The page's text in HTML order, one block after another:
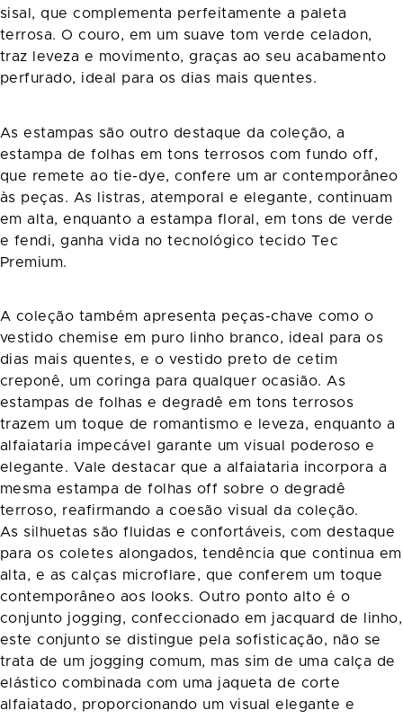
sisal, que complementa perfeitamente a paleta
terrosa. O couro, em um suave tom verde celadon,
traz leveza e movimento, graças ao seu acabamento
perfurado, ideal para os dias mais quentes.
As estampas são outro destaque da coleção, a
estampa de folhas em tons terrosos com fundo off,
que remete ao tie-dye, confere um ar contemporâneo
às peças. As listras, atemporal e elegante, continuam
em alta, enquanto a estampa floral, em tons de verde
e fendi, ganha vida no tecnológico tecido Tec
Premium.
A coleção também apresenta peças-chave como o
vestido chemise em puro linho branco, ideal para os
dias mais quentes, e o vestido preto de cetim
creponê, um coringa para qualquer ocasião. As
estampas de folhas e degradê em tons terrosos
trazem um toque de romantismo e leveza, enquanto a
alfaiataria impecável garante um visual poderoso e
elegante. Vale destacar que a alfaiataria incorpora a
mesma estampa de folhas off sobre o degradê
terroso, reafirmando a coesão visual da coleção.
As silhuetas são fluidas e confortáveis, com destaque
para os coletes alongados, tendência que continua em
alta, e as calças microflare, que conferem um toque
contemporâneo aos looks. Outro ponto alto é o
conjunto jogging, confeccionado em jacquard de linho,
este conjunto se distingue pela sofisticação, não se
trata de um jogging comum, mas sim de uma calça de
elástico combinada com uma jaqueta de corte
alfaiatado, proporcionando um visual elegante e